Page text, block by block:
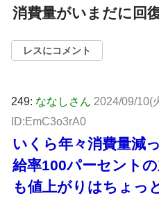
消費量がいまだに回
レスにコメント
249: ななしさん 2024/09/10(
ID:EmC3o3rA0
いくら年々消費量減
給率100パーセント
も値上がりはちょっ